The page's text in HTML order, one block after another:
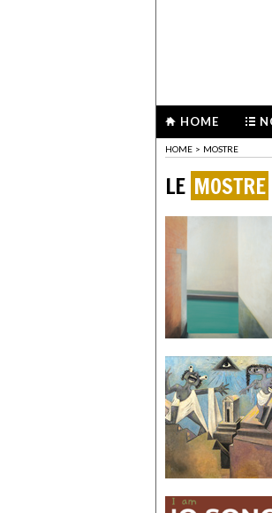
HOME
HOME > MOSTRE
LE MOSTRE